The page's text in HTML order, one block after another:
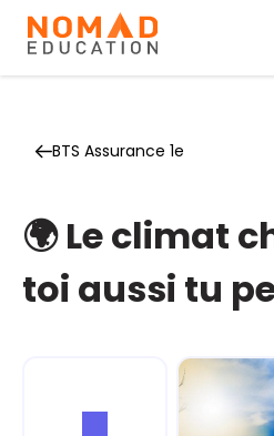
BTS Assurance 1e
🌍 Le climat
toi aussi tu